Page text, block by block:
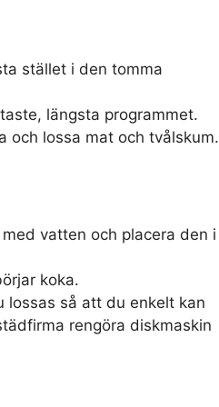
stället i den tomma
längsta programmet.
och lossa mat och tvålskum.
vatten och placera den i
koka.
lossas så att du enkelt kan
rengöra diskmaskin